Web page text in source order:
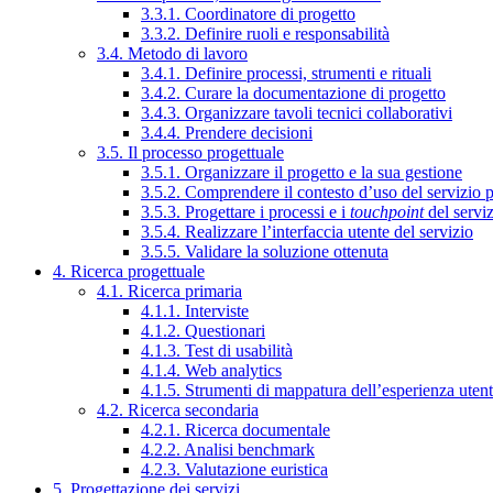
3.3.1. Coordinatore di progetto
3.3.2. Definire ruoli e responsabilità
3.4. Metodo di lavoro
3.4.1. Definire processi, strumenti e rituali
3.4.2. Curare la documentazione di progetto
3.4.3. Organizzare tavoli tecnici collaborativi
3.4.4. Prendere decisioni
3.5. Il processo progettuale
3.5.1. Organizzare il progetto e la sua gestione
3.5.2. Comprendere il contesto d’uso del servizio
3.5.3. Progettare i processi e i touchpointdel
3.5.4. Realizzare l’interfaccia utente del servizio
3.5.5. Validare la soluzione ottenuta
4. Ricerca progettuale
4.1. Ricerca primaria
4.1.1. Interviste
4.1.2. Questionari
4.1.3. Test di usabilità
4.1.4. Web analytics
4.1.5. Strumenti di mappatura dell’esperienza
4.2. Ricerca secondaria
4.2.1. Ricerca documentale
4.2.2. Analisi benchmark
4.2.3. Valutazione euristica
5. Progettazione dei servizi